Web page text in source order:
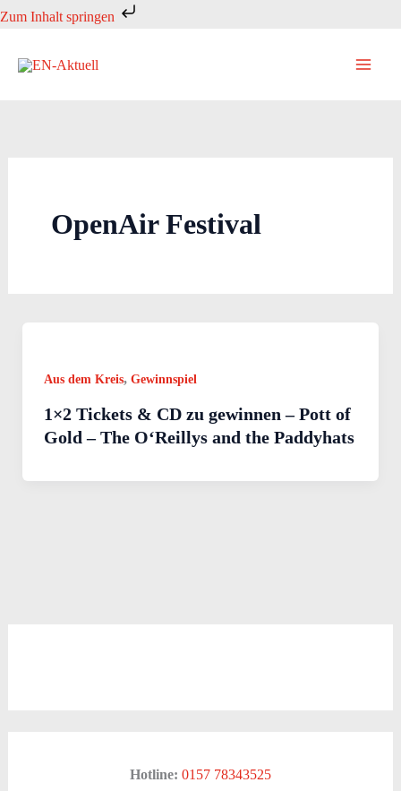
Zum Inhalt springen
Zum
springen
OpenAir Festival
Aus dem Kreis, Gewinnspiel
1×2 Tickets & CD zu gewinnen – Pott of
Gold – The O‘Reillys and the Paddyhats
Hotline: 0157 78343525